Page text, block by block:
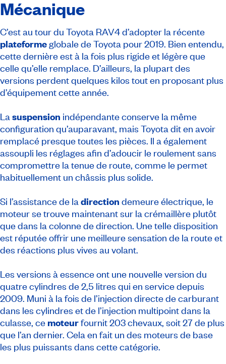
Mécanique
C’est au tour du Toyota RAV4 d’adopter la récente
plateformeglobale de Toyota pour 2019. Bien entendu,
cette dernière est à la fois plus rigide et légère que
celle qu’elle remplace. D’ailleurs, la plupart des
versions perdent quelques kilos tout en proposant plus
d’équipement cette année.
Lasuspension indépendante conserve la même
configuration qu’auparavant, mais Toyota dit en avoir
remplacé presque toutes les pièces. Il a également
assoupli les réglages afin d’adoucir le roulement sans
compromettre la tenue de route, comme le permet
habituellement un châssis plus solide.
Si l’assistance de ladirection demeure électrique, le
moteur se trouve maintenant sur la crémaillère plutôt
que dans la colonne de direction. Une telle disposition
est réputée offrir une meilleure sensation de la route et
des réactions plus vives au volant.
Les versions à essence ont une nouvelle version du
quatre cylindres de 2,5 litres qui en service depuis
2009. Muni à la fois de l’injection directe de carburant
dans les cylindres et de l’injection multipoint dans la
culasse, ce moteurfournit 203 chevaux, soit 27 de plus
que l’an dernier. Cela en fait un des moteurs de base
les plus puissants dans cette catégorie.